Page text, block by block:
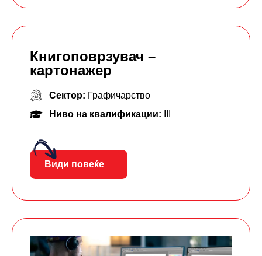
Книгоповрзувач –
картонажер
Сектор: Графичарство
Ниво на квалификации:
Види повеќе